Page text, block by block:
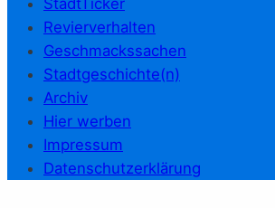
StadtTicker
Revierverhalten
Geschmackssachen
Stadtgeschichte(n)
Archiv
Hier werben
Impressum
Datenschutzerklärung